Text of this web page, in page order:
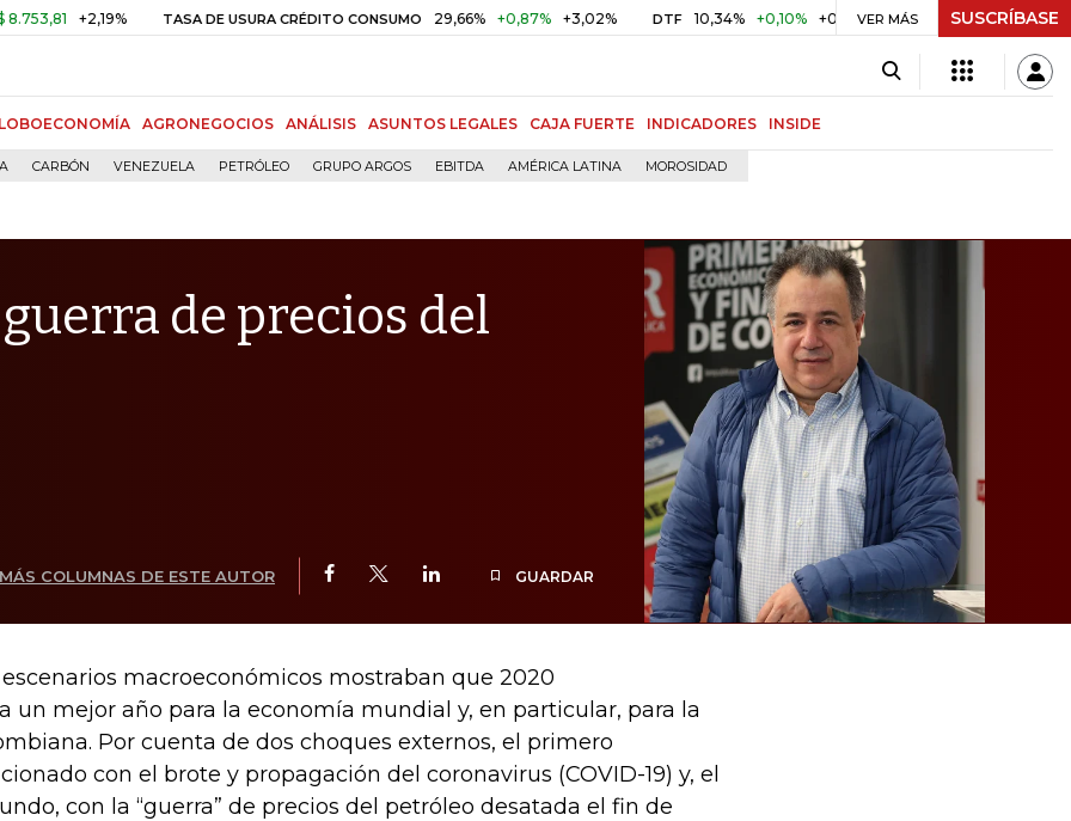
+2,19% TASA DE USURA CRÉDITO CONSUMO 29,66% +0,87% +3,02% DTF 10,34% +0,10% +0,98% UVR $ 416,91 +$ 0,05 +0,01%
VER MÁS SUSCRÍBASE
AGRONEGOCIOS ANÁLISIS ASUNTOS LEGALES CAJA FUERTE INDICADORES INSIDE
CARBÓN VENEZUELA PETRÓLEO GRUPO ARGOS EBITDA AMÉRICA LATINA MOROSIDAD
de precios del
MÁS COLUMNAS DE ESTE AUTOR GUARDAR
escenarios macroeconómicos mostraban que 2020
un mejor año para la economía mundial y, en particular, para la
Por cuenta de dos choques externos, el primero
con el brote y propagación del coronavirus (COVID-19) y, el
con la “guerra” de precios del petróleo desatada el fin de